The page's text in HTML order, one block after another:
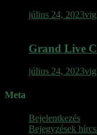
július 24, 2023
Grand Live
július 24, 2023
Meta
Bejelentkezés
Bejegyzések